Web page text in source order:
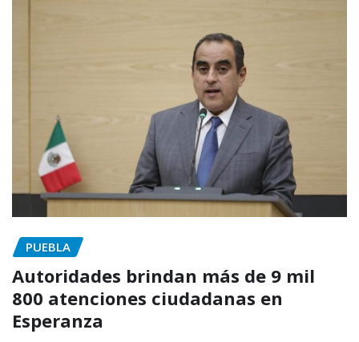
PUEBLA
Autoridades brindan más de 9 mil
800 atenciones ciudadanas en
Esperanza